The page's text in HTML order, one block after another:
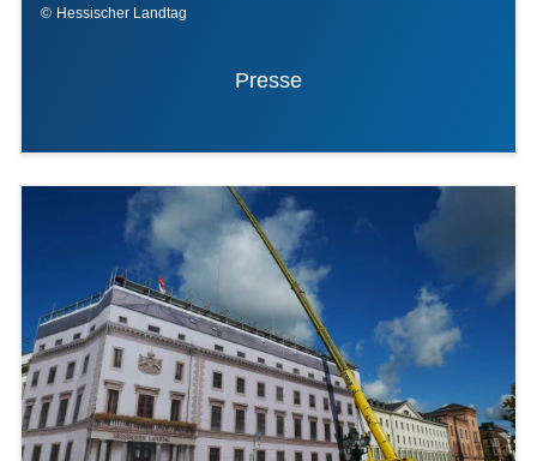
Hessischer Landtag
Presse